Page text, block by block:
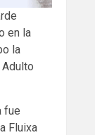
en la
la
fue
Fluixa